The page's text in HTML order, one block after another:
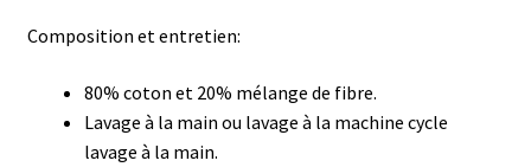
Composition et entretien:
80% coton et 20% mélange de fibre.
Lavage à la main ou lavage à la machine cycle
lavage à la main.